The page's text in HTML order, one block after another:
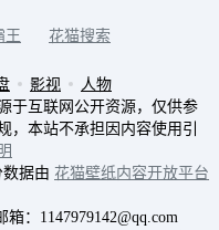
王 花猫搜索
影视
人物
于互联网公开资源，仅供参
，本站不承担因内容使用引
据由 花猫壁纸内容开放平台
箱：1147979142@qq.com